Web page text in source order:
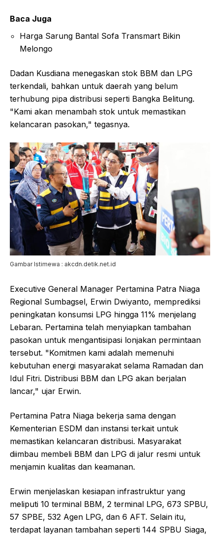
Baca Juga
Harga Sarung Bantal Sofa Transmart Bikin
Melongo
Dadan Kusdiana menegaskan stok BBM dan LPG
terkendali, bahkan untuk daerah yang belum
terhubung pipa distribusi seperti Bangka Belitung.
"Kami akan menambah stok untuk memastikan
kelancaran pasokan," tegasnya.
Gambar Istimewa : akcdn.detik.net.id
Executive General Manager Pertamina Patra Niaga
Regional Sumbagsel, Erwin Dwiyanto, memprediksi
peningkatan konsumsi LPG hingga 11% menjelang
Lebaran. Pertamina telah menyiapkan tambahan
pasokan untuk mengantisipasi lonjakan permintaan
tersebut. "Komitmen kami adalah memenuhi
kebutuhan energi masyarakat selama Ramadan dan
Idul Fitri. Distribusi BBM dan LPG akan berjalan
lancar," ujar Erwin.
Pertamina Patra Niaga bekerja sama dengan
Kementerian ESDM dan instansi terkait untuk
memastikan kelancaran distribusi. Masyarakat
diimbau membeli BBM dan LPG di jalur resmi untuk
menjamin kualitas dan keamanan.
Erwin menjelaskan kesiapan infrastruktur yang
meliputi 10 terminal BBM, 2 terminal LPG, 673 SPBU,
57 SPBE, 532 Agen LPG, dan 6 AFT. Selain itu,
terdapat layanan tambahan seperti 144 SPBU Siaga,